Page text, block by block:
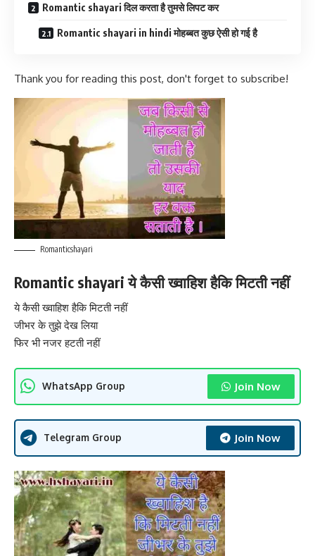
Romantic shayari दिल करता है तुमसे लिपट कर
Romantic shayari in hindi मोहब्बत कुछ ऐसी हो गई है
Thank you for reading this post, don't forget to subscribe!
Romanticshayari
Romantic shayari ये कैसी ख्वाहिश हैकि मिटती नहीं
ये कैसी ख्वाहिश हैकि मिटती नहीं
जीभर के तुझे देख लिया
फिर भी नजर हटती नहीं
WhatsApp Group Join Now
Telegram Group Join Now